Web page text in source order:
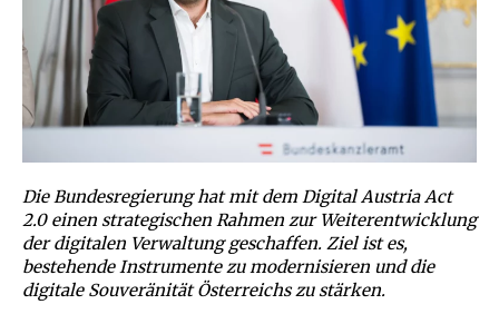
Die Bundesregierung hat mit dem Digital Austria Act
2.0 einen strategischen Rahmen zur Weiterentwicklung
der digitalen Verwaltung geschaffen. Ziel ist es,
bestehende Instrumente zu modernisieren und die
digitale Souveränität Österreichs zu stärken.